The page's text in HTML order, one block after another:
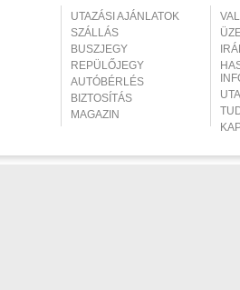
UTAZÁSI AJÁNLATOK
SZÁLLÁS
BUSZJEGY
REPÜLŐJEGY
AUTÓBÉRLÉS
BIZTOSÍTÁS
MAGAZIN